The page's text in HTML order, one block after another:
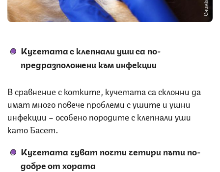
Кучетата с клепнали уши са по-
предразположени към инфекции
В сравнение с котките, кучетата са склонни да
имат много повече проблеми с ушите и ушни
инфекции – особено породите с клепнали уши
като Басет.
Кучетата чуват почти четири пъти по-
добре от хората